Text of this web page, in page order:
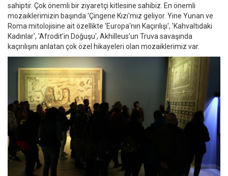
sahiptir. Çok önemli bir ziyaretçi kitlesine sahibiz. En önemli
mozaiklerimizin başında 'Çingene Kızı'mız geliyor. Yine Yunan ve
Roma mitolojisine ait özellikte 'Europa'nın Kaçırılışı', 'Kahvaltıdaki
Kadınlar', 'Afrodit’in Doğuşu', Akhilleus’un Truva savaşında
kaçırılışını anlatan çok özel hikayeleri olan mozaiklerimiz var.